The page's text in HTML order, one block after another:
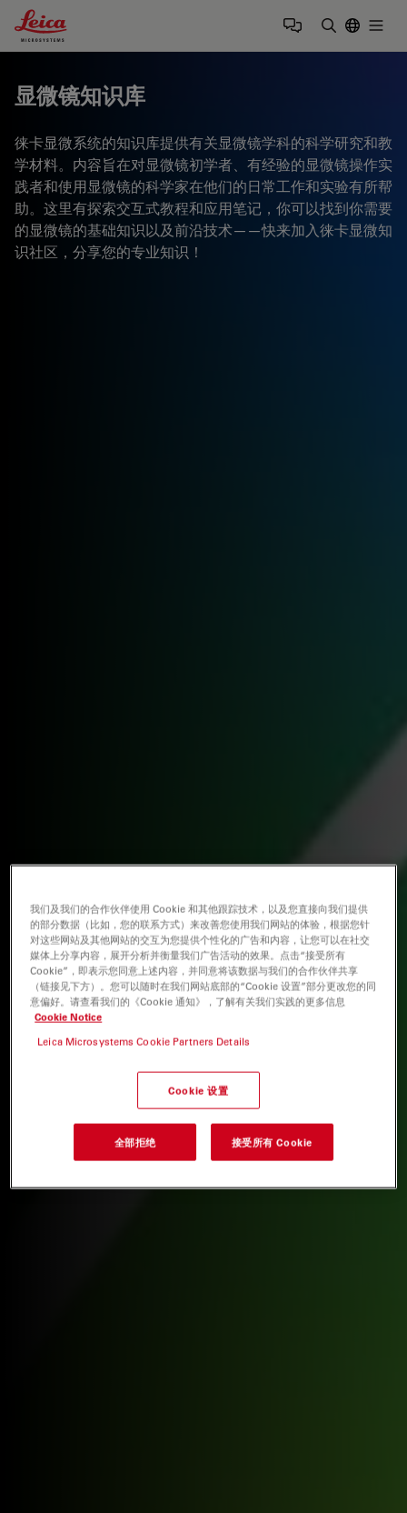
Leica Microsystems Logo
显微镜知识库
徕卡显微系统的知识库提供有关显微镜学科的科学研究和教
学材料。内容旨在对显微镜初学者、有经验的显微镜操作实
践者和使用显微镜的科学家在他们的日常工作和实验有所帮
助。这里有探索交互式教程和应用笔记，你可以找到你需要
的显微镜的基础知识以及前沿技术——快来加入徕卡显微知
识社区，分享您的专业知识！
我们及我们的合作伙伴使用 Cookie 和其他跟踪技术，以及您直接向我们提供
的部分数据（比如，您的联系方式）来改善您使用我们网站的体验，根据您针
对这些网站及其他网站的交互为您提供个性化的广告和内容，让您可以在社交
媒体上分享内容，展开分析并衡量我们广告活动的效果。点击“接受所有
Cookie”，即表示您同意上述内容，并同意将该数据与我们的合作伙伴共享
（链接见下方）。您可以随时在我们网站底部的“Cookie 设置”部分更改您的同
意偏好。请查看我们的《Cookie 通知》，了解有关我们实践的更多信息
Cookie Notice
Leica Microsystems Cookie Partners Details
Cookie 设置
全部拒绝 接受所有 Cookie